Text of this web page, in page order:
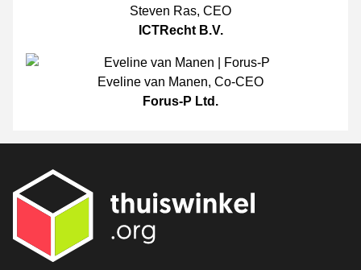
Steven Ras, CEO
ICTRecht B.V.
Eveline van Manen, Co-CEO
Forus-P Ltd.